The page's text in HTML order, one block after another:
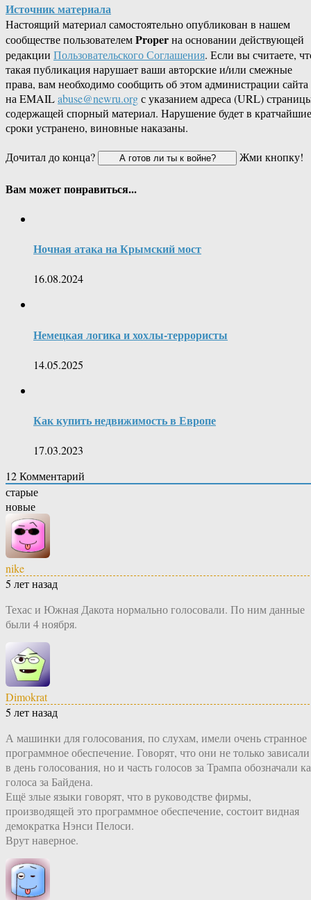
Источник материала
Настоящий материал самостоятельно опубликован в нашем
сообществе пользователемProperна основании действующей
редакции Пользовательского Соглашения. Если вы считаете,
такая публикация нарушает ваши авторские и/или смежные
права, вам необходимо сообщить об этом администрации сайта
на EMAILabuse@newru.orgс указанием адреса (URL)
содержащей спорный материал. Нарушение будет в кратчайшие
сроки устранено, виновные наказаны.
Дочитал до конца?
Жми кнопку!
Вам может понравиться...
Ночная атака на Крымский мост
16.08.2024
Немецкая логика и хохлы-террористы
14.05.2025
Как купить недвижимость в Европе
17.03.2023
12Комментарий
старые
новые
nike
5 лет назад
Техас и Южная Дакота нормально голосовали. По ним данные
были 4 ноября.
Dimokrat
5 лет назад
А машинки для голосования, по слухам, имели очень странное
программное обеспечение. Говорят, что они не только зависали
в день голосования, но и часть голосов за Трампа обозначали
голоса за Байдена.
Ещё злые языки говорят, что в руководстве фирмы,
производящей это программное обеспечение, состоит видная
демократка Нэнси Пелоси.
Врут наверное.